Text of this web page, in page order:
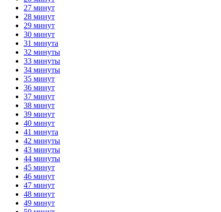
27 минут
28 минут
29 минут
30 минут
31 минута
32 минуты
33 минуты
34 минуты
35 минут
36 минут
37 минут
38 минут
39 минут
40 минут
41 минута
42 минуты
43 минуты
44 минуты
45 минут
46 минут
47 минут
48 минут
49 минут